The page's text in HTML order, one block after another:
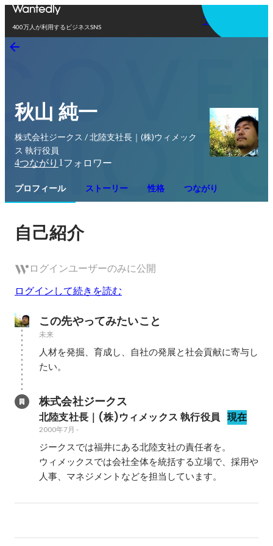
400万人が利用するビジネスSNS
アプリを使う
秋山 純一
株式会社ジークス / 北陸支社長｜(株)ウィメック
ス 執行役員
4つながり 1 フォロワー
プロフィール ストーリー 性格 つながり
自己紹介
ログインユーザーのみに公開
ログインして続きを読む
この先やってみたいこと
未来
人材を発掘、育成し、自社の発展と社会貢献に寄与し
たい。
株式会社ジークス
北陸支社長｜(株)ウィメックス 執行役員 現在
2000年7月 -
ジークスでは福井にある北陸支社の責任者を。
ウィメックスでは会社全体を統括する立場で、採用や
人事、マネジメントなどを担当しています。